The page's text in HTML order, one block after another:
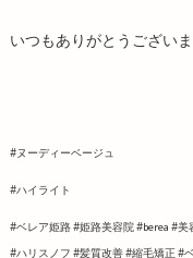
いつもありがとうござい
#ヌーディーベージュ
#ハイライト
#ベレア姫路 #姫路美容院 #berea #
#ハリスノフ #髪質改善 #縮毛矯正 #